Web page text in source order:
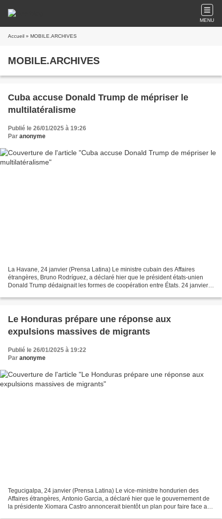
MENU
Accueil » MOBILE.ARCHIVES
MOBILE.ARCHIVES
Cuba accuse Donald Trump de mépriser le
multilatéralisme
Publié le 26/01/2025 à 19:26
Par anonyme
La Havane, 24 janvier (Prensa Latina) Le ministre cubain des Affaires
étrangères, Bruno Rodríguez, a déclaré hier que le président états-unien
Donald Trump dédaignait les formes de coopération entre États. 24 janvier
Le Honduras prépare une réponse aux
expulsions massives de migrants
Publié le 26/01/2025 à 19:22
Par anonyme
Tegucigalpa, 24 janvier (Prensa Latina) Le vice-ministre hondurien des
Affaires étrangères, Antonio Garcia, a déclaré hier que le gouvernement de
la présidente Xiomara Castro annoncerait bientôt un plan pour faire face aux